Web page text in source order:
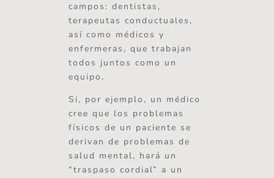
campos: dentistas,
terapeutas conductuales,
así como médicos y
enfermeras, que trabajan
todos juntos como un
equipo.
Si, por ejemplo, un médico
cree que los problemas
físicos de un paciente se
derivan de problemas de
salud mental, hará un
“traspaso cordial” a un